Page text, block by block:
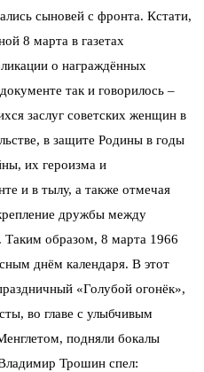
сыновей с фронта. Кстати,
8 марта в газетах
о награждённых
так и говорилось –
заслуг советских женщин в
в защите Родины в годы
их героизма и
и в тылу, а также отмечая
дружбы между
образом, 8 марта 1966
днём календаря. В этот
«Голубой огонёк»,
во главе с улыбчивым
подняли бокалы
Трошин спел: